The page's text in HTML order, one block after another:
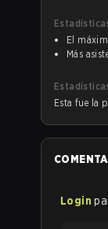
El
Más
Esta fue la
Login